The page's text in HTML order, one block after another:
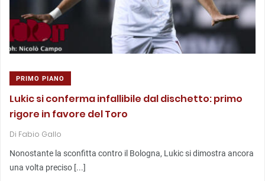
PRIMO PIANO
Lukic si conferma infallibile dal dischetto: primo
rigore in favore del Toro
Di Fabio Gallo
Nonostante la sconfitta contro il Bologna, Lukic si dimostra ancora
una volta preciso [...]